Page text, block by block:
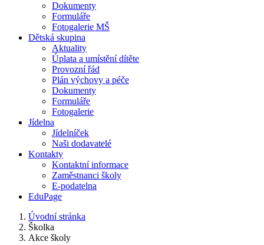
Dokumenty
Formuláře
Fotogalerie MŠ
Dětská skupina
Aktuality
Úplata a umístění dítěte
Provozní řád
Plán výchovy a péče
Dokumenty
Formuláře
Fotogalerie
Jídelna
Jídelníček
Naši dodavatelé
Kontakty
Kontaktní informace
Zaměstnanci školy
E-podatelna
EduPage
Úvodní stránka
Školka
Akce školy